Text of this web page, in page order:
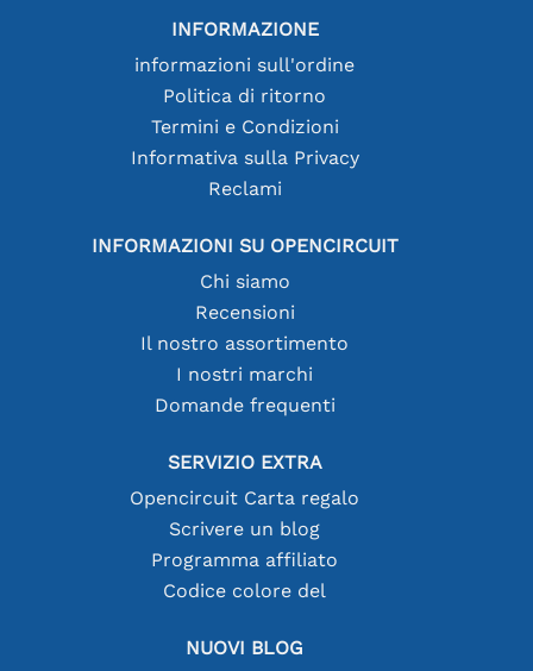
INFORMAZIONE
informazioni sull'ordine
Politica di ritorno
Termini e Condizioni
Informativa sulla Privacy
Reclami
INFORMAZIONI SU OPENCIRCUIT
Chi siamo
Recensioni
Il nostro assortimento
I nostri marchi
Domande frequenti
SERVIZIO EXTRA
Opencircuit Carta regalo
Scrivere un blog
Programma affiliato
Codice colore del
NUOVI BLOG